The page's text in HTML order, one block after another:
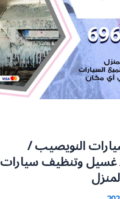
النويصيب /
/ غسيل وتنظيف سيارات